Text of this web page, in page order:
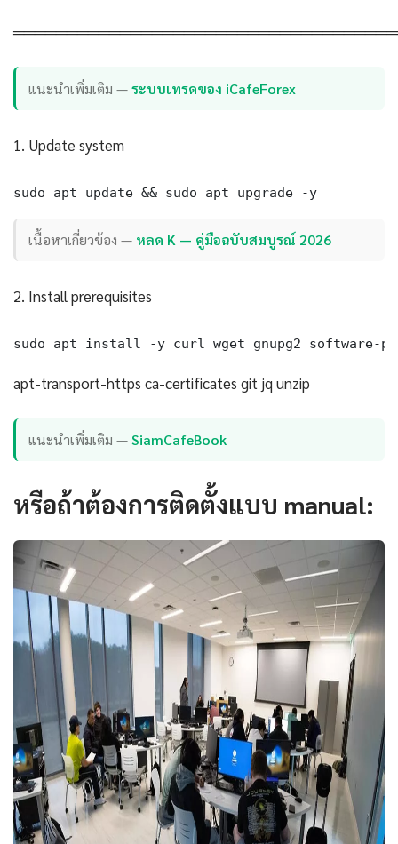
แนะนำเพิ่มเติม —ระบบเทรดของ iCafeForex
1. Update system
sudo apt update && sudo apt upgrade -y
เนื้อหาเกี่ยวข้อง — หลด K — คู่มือฉบับสมบูรณ์ 2026
2. Install prerequisites
sudo apt install -y curl wget gnupg2 software-
apt-transport-https ca-certificates git jq unzip
แนะนำเพิ่มเติม —SiamCafeBook
หรือถ้าต้องการติดตั้งแบบ manual: